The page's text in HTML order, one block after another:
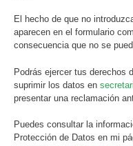
El hecho de que no
aparecen en el formulario
consecuencia que no se
Podrás ejercer tus derechos
suprimir los datos en
presentar una reclamación
Puedes consultar la
Protección de Datos en mi